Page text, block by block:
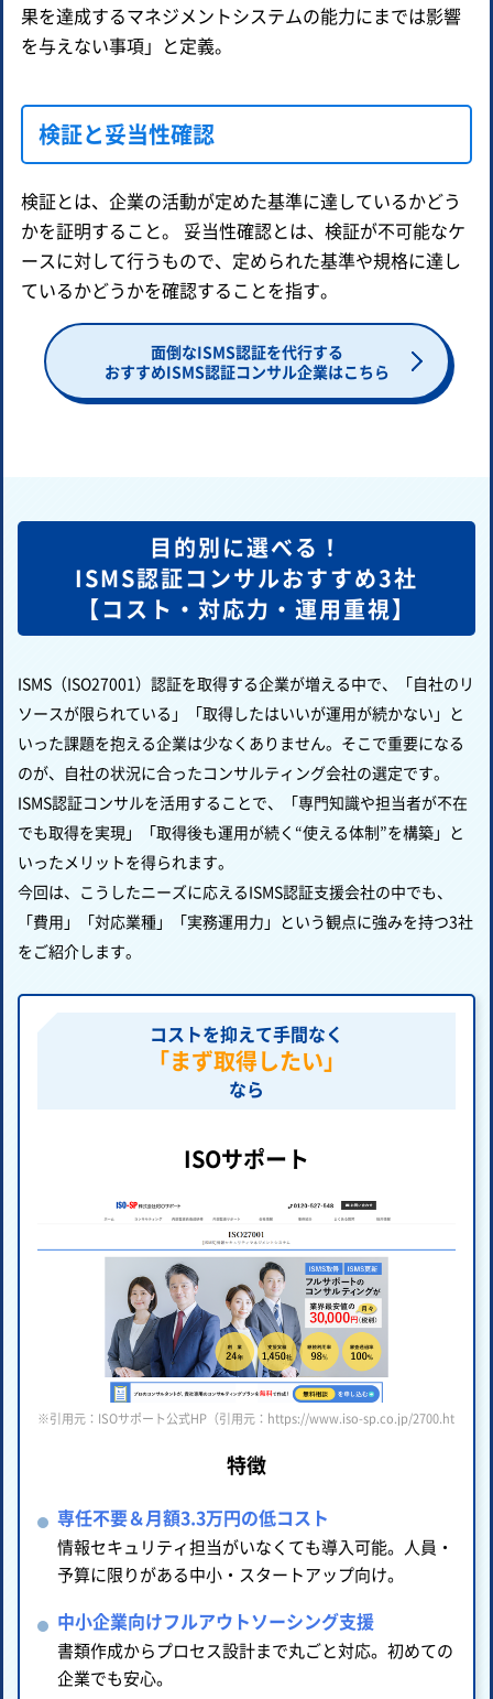
果を達成するマネジメントシステムの能力にまでは影響
を与えない事項」と定義。
検証と妥当性確認
検証とは、企業の活動が定めた基準に達しているかどう
かを証明すること。 妥当性確認とは、検証が不可能なケ
ースに対して行うもので、定められた基準や規格に達し
ているかどうかを確認することを指す。
面倒なISMS認証を代行する
おすすめISMS認証コンサル企業はこちら
目的別に選べる！
ISMS認証コンサルおすすめ3社
【コスト・対応力・運用重視】
ISMS（ISO27001）認証を取得する企業が増える中で、「自社のリ
ソースが限られている」「取得したはいいが運用が続かない」と
いった課題を抱える企業は少なくありません。そこで重要になる
のが、自社の状況に合ったコンサルティング会社の選定です。
ISMS認証コンサルを活用することで、「専門知識や担当者が不在
でも取得を実現」「取得後も運用が続く“使える体制”を構築」と
いったメリットを得られます。
今回は、こうしたニーズに応えるISMS認証支援会社の中でも、
「費用」「対応業種」「実務運用力」という観点に強みを持つ3社
をご紹介します。
コストを抑えて手間なく
「まず取得したい」
なら
ISOサポート
※引用元：ISOサポート公式HP（引用元：https://www.iso-sp.co.jp/2700.html ）
特徴
専任不要＆月額3.3万円の低コスト
情報セキュリティ担当がいなくても導入可能。人員・
予算に限りがある中小・スタートアップ向け。
中小企業向けフルアウトソーシング支援
書類作成からプロセス設計まで丸ごと対応。初めての
企業でも安心。